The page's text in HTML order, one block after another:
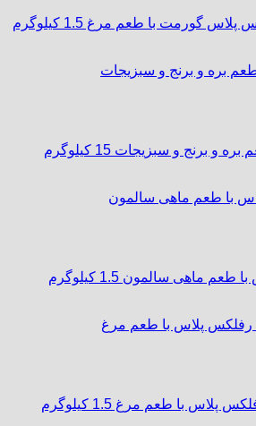
گورمت با طعم مرغ 1.5 کیلوگرم
و سبزیجات 15 کیلوگرم
ماهی سالمون 1.5 کیلوگرم
با طعم مرغ 1.5 کیلوگرم